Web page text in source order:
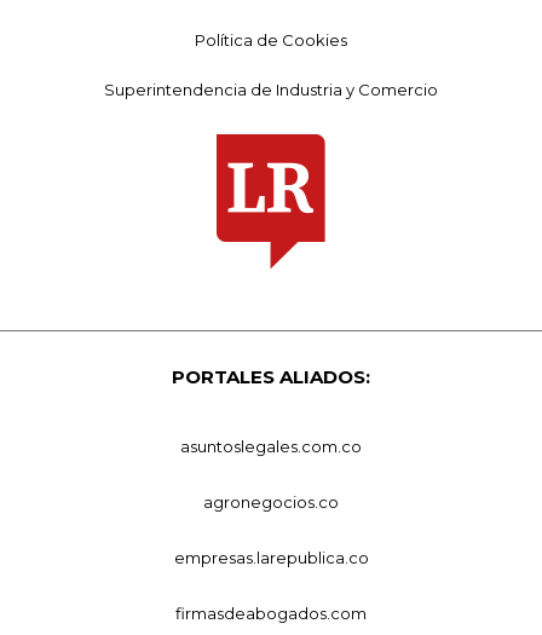
Política de Cookies
Superintendencia de Industria y Comercio
PORTALES ALIADOS:
asuntoslegales.com.co
agronegocios.co
empresas.larepublica.co
firmasdeabogados.com